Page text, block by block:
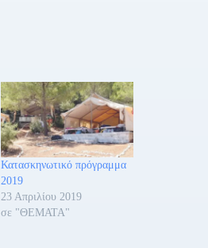
Κατασκηνωτικό πρόγραμμα
2019
23 Απριλίου 2019
σε "ΘΕΜΑΤΑ"